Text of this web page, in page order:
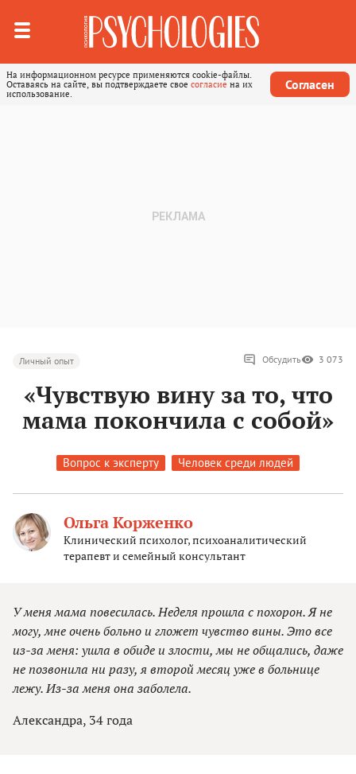
На информационном ресурсе применяются cookie-файлы.
Оставаясь на сайте, вы подтверждаете свое согласие на их
использование.
Согласен
Личный опыт Обсудить 3 073
«Чувствую вину за то, что
мама покончила с собой»
Вопрос к эксперту Человек среди людей
Ольга Корженко
Клинический психолог, психоаналитический
терапевт и семейный консультант
У меня мама повесилась. Неделя прошла с похорон. Я не
могу, мне очень больно и гложет чувство вины. Это все
из-за меня: ушла в обиде и злости, мы не общались, даже
не позвонила ни разу, я второй месяц уже в больнице
лежу. Из-за меня она заболела.
Александра, 34 года